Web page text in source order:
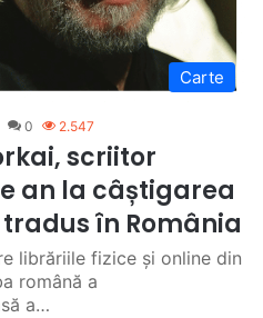
Carte
0 2.547
scriitor
an la câștigarea
în România
librăriile fizice și online din
română a
a…